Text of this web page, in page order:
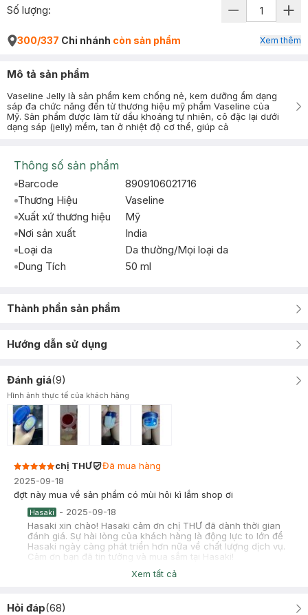
Số lượng:
300/337 Chi nhánh còn sản phẩm Xem thêm
Mô tả sản phẩm
Vaseline Jelly là sản phẩm kem chống nẻ, kem dưỡng ẩm dạng
sáp đa chức năng đến từ thương hiệu mỹ phẩm Vaseline của
Mỹ. Sản phẩm được làm từ dầu khoáng tự nhiên, cô đặc lại dưới
dạng sáp (jelly) mềm, tan ở nhiệt độ cơ thể, giúp cả
Thông số sản phẩm
Barcode
8909106021716
Thương Hiệu
Vaseline
Xuất xứ thương hiệu
Mỹ
Nơi sản xuất
India
Loại da
Da thường/Mọi loại da
Dung Tích
50 ml
Thành phần sản phẩm
Hướng dẫn sử dụng
Đánh giá(9)
Hình ảnh thực tế của khách hàng
chị THƯ
Đã mua hàng
2025-09-18
đợt này mua về sản phẩm có mùi hôi kì lắm shop ơi
Hasaki - 2025-09-18
Hasaki xin chào! Hasaki cảm ơn chị THƯ đã dành thời gian
đánh giá. Sự hài lòng của khách hàng là động lực to lớn để
Hasaki ngày càng phát triển hơn nữa về chất lượng dịch vụ.
Cảm ơn bạn đã tin tưởng và mua sắm tại Hasaki!
Đã mua hàng
sốp cho em hỏi này là do bên hãng hay bên mình vậy ạ, em vừa
Xem tất cả
Hỏi đáp(68)